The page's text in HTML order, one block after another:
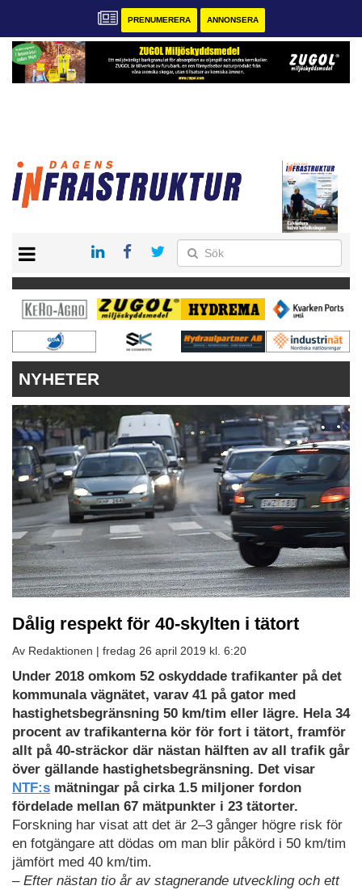
PRENUMERERA ANNONSERA
KONTAKT
VÅRA ANDRA MAGASIN
PRENUMERERA
ANNONSERA
NYHETER
Dålig respekt för 40-skylten i tätort
Av Redaktionen | fredag 26 april 2019 kl. 6:20
Under 2018 omkom 52 oskyddade trafikanter på det
kommunala vägnätet, varav 41 på gator med
hastighetsbegränsning 50 km/tim eller lägre. Hela 34
procent av trafikanterna kör för fort i tätort, framför
allt på 40-sträckor där nästan hälften av all trafik går
över gällande hastighetsbegränsning. Det visar
NTF:s mätningar på cirka 1.5 miljoner fordon
fördelade mellan 67 mätpunkter i 23 tätorter.
Forskning har visat att det är 2–3 gånger högre risk för
en fotgängare att dödas om man blir påkörd i 50 km/tim
jämfört med 40 km/tim.
– Efter nästan tio år av stagnerande utveckling och ett